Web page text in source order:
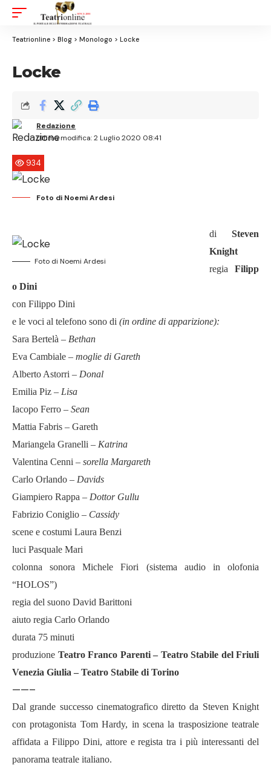
Teatrionline > Blog > Monologo > Locke
Locke
Ultima modifica: 2 Luglio 2020 08:41
Redazione
934
Foto di Noemi Ardesi
Foto di Noemi Ardesi
di Steven
Knight
regia Filipp
o Dini
con Filippo Dini
e le voci al telefono sono di (in ordine di apparizione):
Sara Bertelà – Bethan
Eva Cambiale – moglie di Gareth
Alberto Astorri – Donal
Emilia Piz – Lisa
Iacopo Ferro – Sean
Mattia Fabris – Gareth
Mariangela Granelli – Katrina
Valentina Cenni – sorella Margareth
Carlo Orlando – Davids
Giampiero Rappa – Dottor Gullu
Fabrizio Coniglio – Cassidy
scene e costumi Laura Benzi
luci Pasquale Mari
colonna sonora Michele Fiori (sistema audio in olofonia
“HOLOS”)
regia del suono David Barittoni
aiuto regia Carlo Orlando
durata 75 minuti
produzione Teatro Franco Parenti – Teatro Stabile del Friuli
Venezia Giulia – Teatro Stabile di Torino
——–
Dal grande successo cinematografico diretto da Steven Knight
con protagonista Tom Hardy, in scena la trasposizione teatrale
affidata a Filippo Dini, attore e regista tra i più interessanti del
panorama teatrale italiano.